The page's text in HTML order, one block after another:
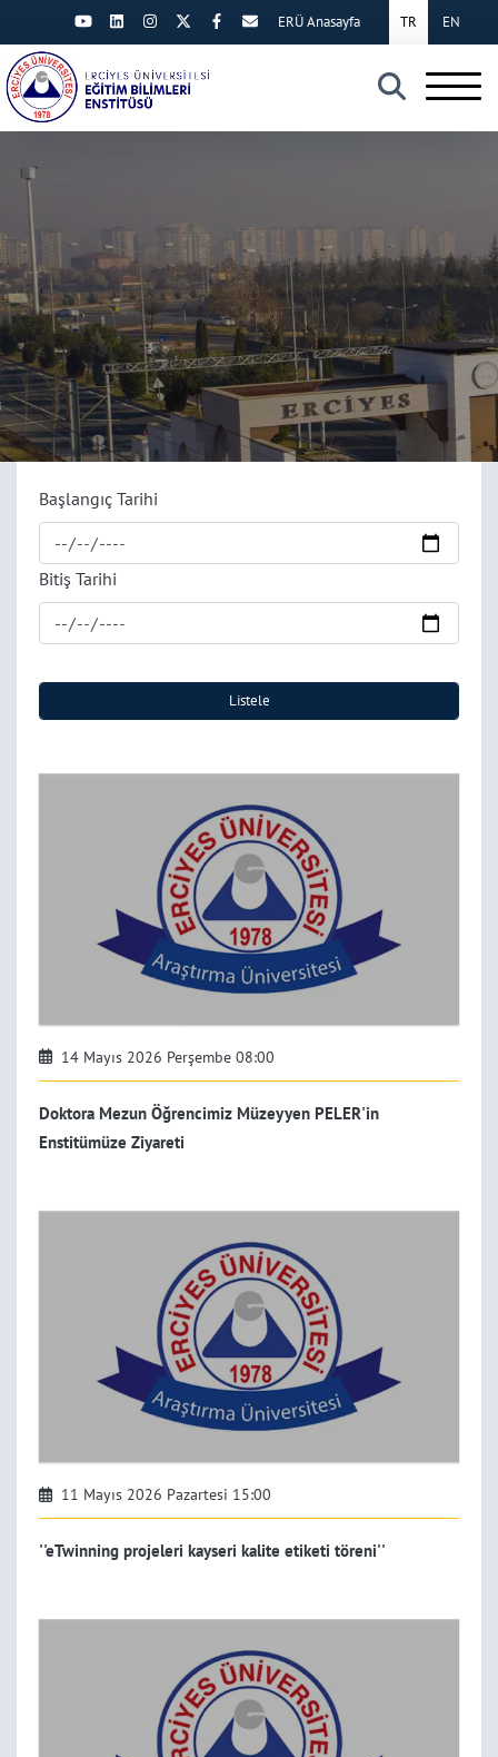
×
TR EN
ERÜ Anasayfa
Başlangıç Tarihi
Bitiş Tarihi
14 Mayıs 2026 Perşembe 08:00
Doktora Mezun Öğrencimiz Müzeyyen PELER'in
Enstitümüze Ziyareti
11 Mayıs 2026 Pazartesi 15:00
''eTwinning projeleri kayseri kalite etiketi töreni''